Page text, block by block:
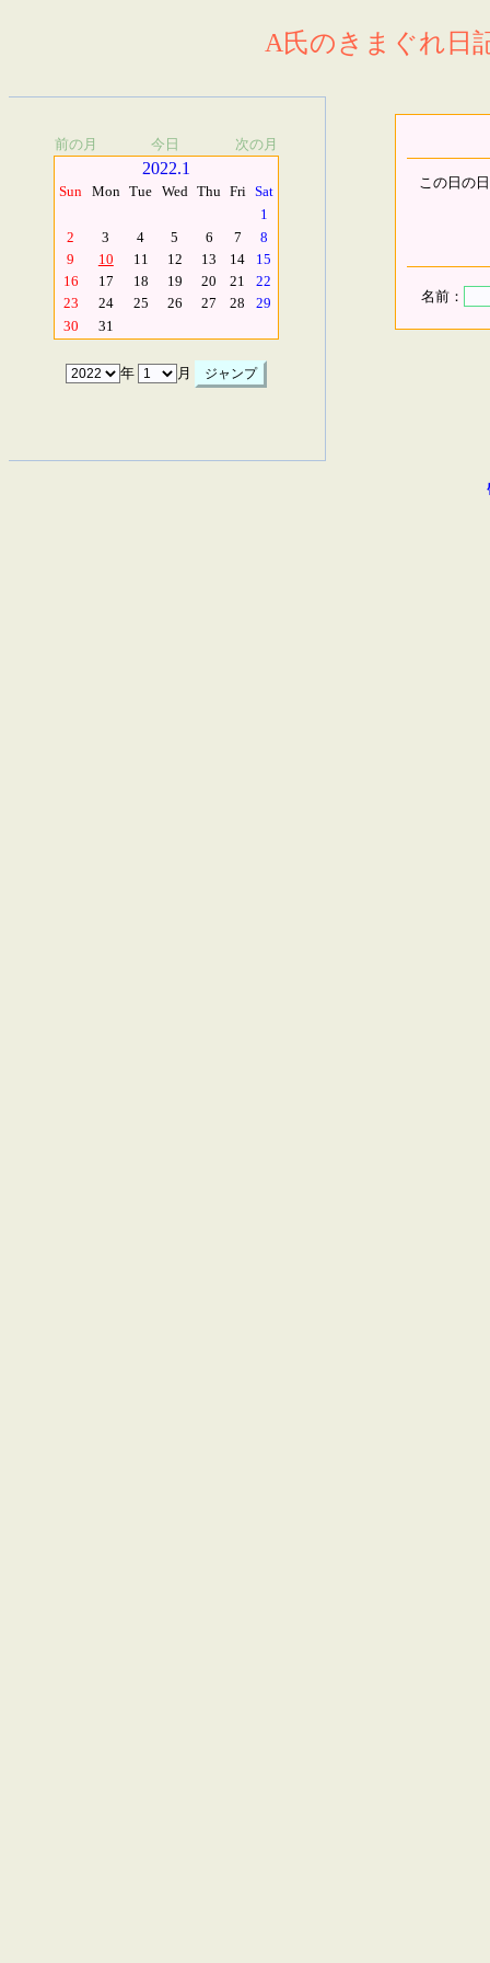
A氏のきまぐれ日
前の月 今日 次の月
2022.1
Sun Mon Tue Wed Thu Fri Sat
1
2
3 4 5 6 7
8
9
10 11 12 13 14
15
16
17 18 19 20 21
22
23
24 25 26 27 28
29
30
31
年 月
この日の
名前：